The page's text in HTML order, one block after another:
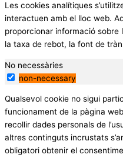
Les cookies analítiques
interactuen amb el lloc web.
proporcionar informació
la taxa de rebot, la font de
No necessàries
non-necessary
Qualsevol cookie no sigui
funcionament de la pàgina
recollir dades personals de
altres continguts incrustats
obligatori obtenir el